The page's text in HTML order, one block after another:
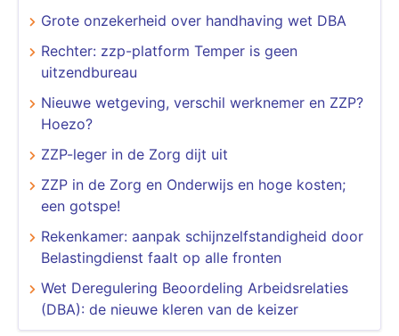
Grote onzekerheid over handhaving wet DBA
Rechter: zzp-platform Temper is geen
uitzendbureau
Nieuwe wetgeving, verschil werknemer en ZZP?
Hoezo?
ZZP-leger in de Zorg dijt uit
ZZP in de Zorg en Onderwijs en hoge kosten;
een gotspe!
Rekenkamer: aanpak schijnzelfstandigheid door
Belastingdienst faalt op alle fronten
Wet Deregulering Beoordeling Arbeidsrelaties
(DBA): de nieuwe kleren van de keizer